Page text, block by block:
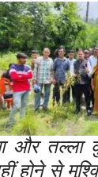
और तल्ला
होने से